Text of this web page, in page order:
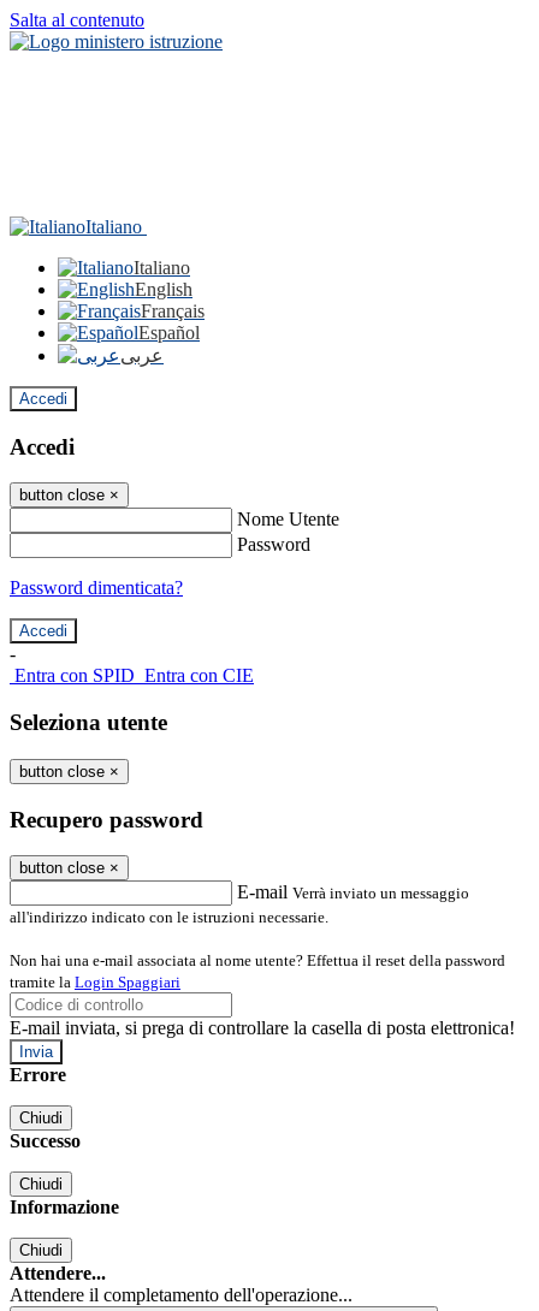
Salta al contenuto
Italiano
Italiano
English
Français
Español
عربى
Accedi
Accedi
button close ×
Nome Utente
Password
Password dimenticata?
-
Entra con SPID Entra con CIE
Seleziona utente
button close ×
Recupero password
button close ×
E-mail Verrà inviato un messaggio
all'indirizzo indicato con le istruzioni necessarie.
Non hai una e-mail associata al nome utente? Effettua il reset della password
tramite la Login Spaggiari
E-mail inviata, si prega di controllare la casella di posta elettronica!
Errore
Chiudi
Successo
Chiudi
Informazione
Chiudi
Attendere...
Attendere il completamento dell'operazione...